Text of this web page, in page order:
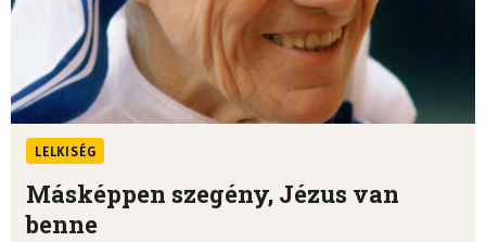
LELKISÉG
Másképpen szegény, Jézus van
benne